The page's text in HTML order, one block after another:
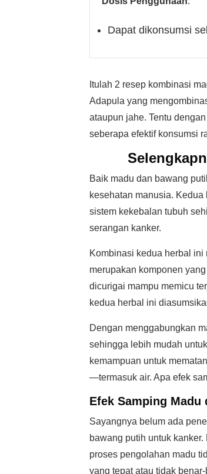
Dapat dikonsumsi
Itulah 2 resep kombinasi
Adapula yang
ataupun jahe. Tentu
seberapa efektif konsumsi
Baik madu dan bawang
kesehatan manusia.
sistem kekebalan tubuh
serangan kanker.
Kombinasi kedua herbal
merupakan komponen
dicurigai mampu memicu
kedua herbal ini
Dengan menggabungkan
sehingga lebih mudah
kemampuan untuk
—termasuk air. Apa efek
Efek Samping Madu
Sayangnya belum ada
bawang putih untuk
proses pengolahan madu
yang tepat atau tidak